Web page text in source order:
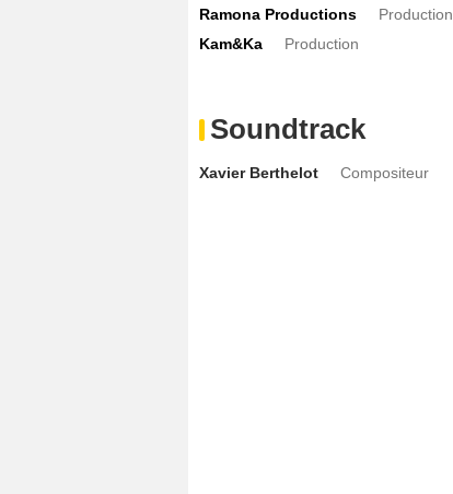
Ramona Productions
Production
Kam&Ka
Production
Soundtrack
Xavier Berthelot Compositeur